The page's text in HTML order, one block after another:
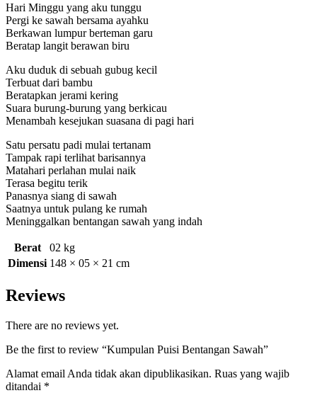
Hari Minggu yang aku tunggu
Pergi ke sawah bersama ayahku
Berkawan lumpur berteman garu
Beratap langit berawan biru
Aku duduk di sebuah gubug kecil
Terbuat dari bambu
Beratapkan jerami kering
Suara burung-burung yang berkicau
Menambah kesejukan suasana di pagi hari
Satu persatu padi mulai tertanam
Tampak rapi terlihat barisannya
Matahari perlahan mulai naik
Terasa begitu terik
Panasnya siang di sawah
Saatnya untuk pulang ke rumah
Meninggalkan bentangan sawah yang indah
Berat
02 kg
Dimensi 148 × 05 × 21 cm
Reviews
There are no reviews yet.
Be the first to review “Kumpulan Puisi Bentangan Sawah”
Alamat email Anda tidak akan dipublikasikan. Ruas yang wajib
ditandai *